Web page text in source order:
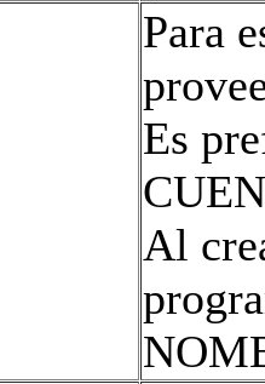
Para
Es
Al